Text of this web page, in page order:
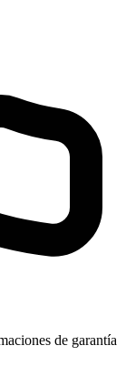
de garantía